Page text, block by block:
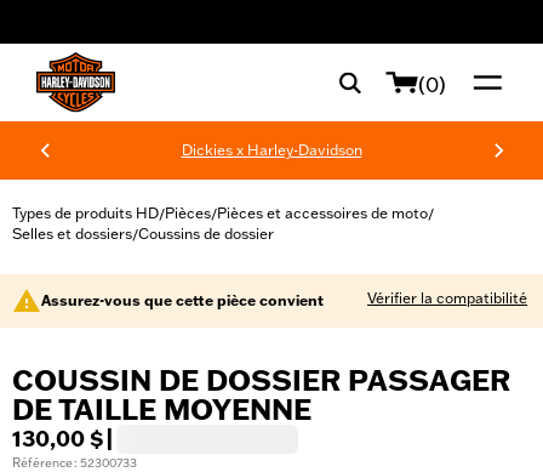
(0)
Dickies x Harley-Davidson
Types de produits HD/Pièces/Pièces et accessoires de moto/
Selles et dossiers/Coussins de dossier
Assurez-vous que cette pièce convient Vérifier la compatibilité
COUSSIN DE DOSSIER PASSAGER
DE TAILLE MOYENNE
130,00 $
Référence : 52300733